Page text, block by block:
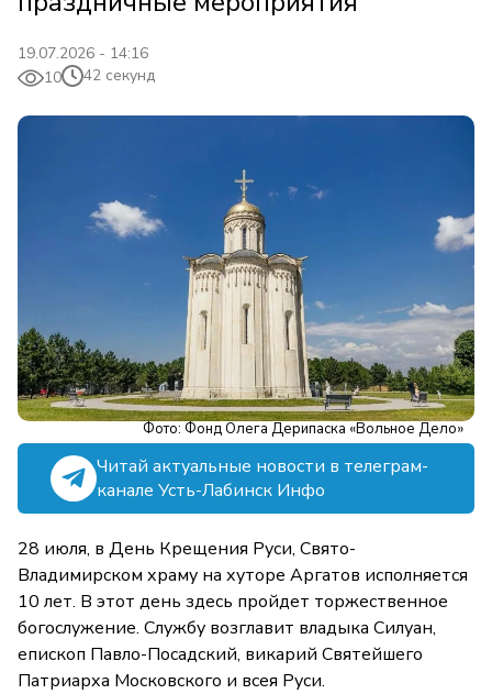
19.07.2026 - 14:16
10
42 секунд
Фото: Фонд Олега Дерипаска «Вольное Дело»
Читай актуальные новости в телеграм-
канале Усть-Лабинск Инфо
28 июля, в День Крещения Руси, Свято-
Владимирском храму на хуторе Аргатов исполняется
10 лет. В этот день здесь пройдет торжественное
богослужение. Службу возглавит владыка Силуан,
епископ Павло-Посадский, викарий Святейшего
Патриарха Московского и всея Руси.